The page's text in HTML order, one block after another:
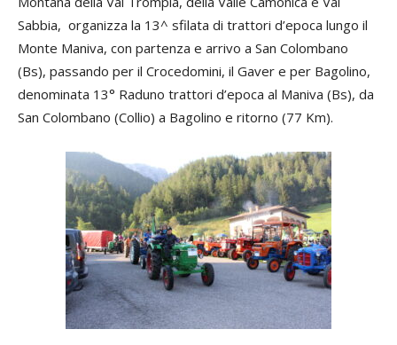
Sabbia, organizza la 13^ sfilata di trattori d’epoca lungo il
Monte Maniva, con partenza e arrivo a San Colombano
(Bs), passando per il Crocedomini, il Gaver e per Bagolino,
denominata 13° Raduno trattori d’epoca al Maniva (Bs), da
San Colombano (Collio) a Bagolino e ritorno (77 Km).